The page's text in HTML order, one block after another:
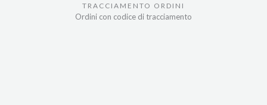
TRACCIAMENTO ORDINI
Ordini con codice di tracciamento